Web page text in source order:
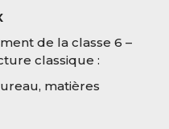
de la classe 6 –
classique :
matières